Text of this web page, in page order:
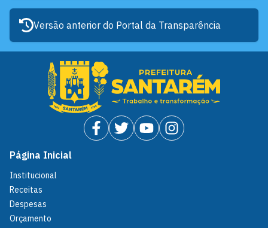
Versão anterior do Portal da Transparência
Página Inicial
Institucional
Receitas
Despesas
Orçamento